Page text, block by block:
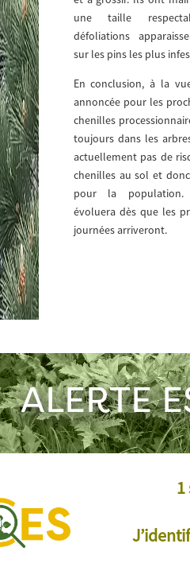
une taille
défoliations
sur les pins les plus
En conclusion, à la
annoncée pour les
chenilles
toujours dans les
actuellement pas de
chenilles au sol et
pour la population.
évoluera dès que les
journées arriveront.
ALERTE
1